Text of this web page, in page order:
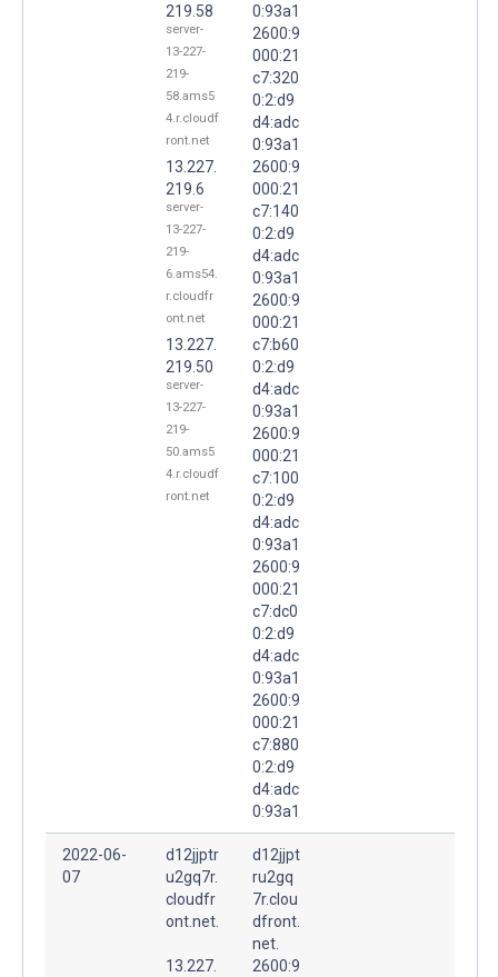
219.58
server-
13-227-
219-
58.ams5
4.r.cloudf
ront.net
13.227.
219.6
server-
13-227-
219-
6.ams54.
r.cloudfr
ont.net
13.227.
219.50
server-
13-227-
219-
50.ams5
4.r.cloudf
ront.net
0:93a1
2600:9
000:21
c7:320
0:2:d9
d4:adc
0:93a1
2600:9
000:21
c7:140
0:2:d9
d4:adc
0:93a1
2600:9
000:21
c7:b60
0:2:d9
d4:adc
0:93a1
2600:9
000:21
c7:100
0:2:d9
d4:adc
0:93a1
2600:9
000:21
c7:dc0
0:2:d9
d4:adc
0:93a1
2600:9
000:21
c7:880
0:2:d9
d4:adc
0:93a1
2022-06-
07
d12jjptr
u2gq7r.
cloudfr
ont.net.
13.227.
d12jjpt
ru2gq
7r.clou
dfront.
net.
2600:9